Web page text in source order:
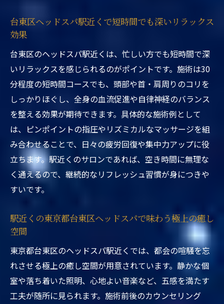
活用した選び方
東京都台東区ヘッドスパ駅近くで自分に合
ったサロン探し
台東区ヘッドスパ駅近くで短時間でも深いリラックス
効果
台東区のヘッドスパ駅近くは、忙しい方でも短時間で深
いリラックスを感じられるのがポイントです。施術は30
分程度の短時間コースでも、頭部や首・肩周りのコリを
しっかりほぐし、全身の血流促進や自律神経のバランス
を整える効果が期待できます。具体的な施術例として
は、ピンポイントの指圧やリズミカルなマッサージを組
み合わせることで、日々の疲労回復や集中力アップに役
立ちます。駅近くのサロンであれば、空き時間に無理な
く通えるので、継続的なリフレッシュ習慣が身につきや
すいです。
駅近くの東京都台東区ヘッドスパで味わう極上の癒し
空間
東京都台東区のヘッドスパ駅近くでは、都会の喧騒を忘
れさせる極上の癒し空間が用意されています。静かな個
室や落ち着いた照明、心地よい音楽など、五感を満たす
工夫が随所に見られます。施術前後のカウンセリング